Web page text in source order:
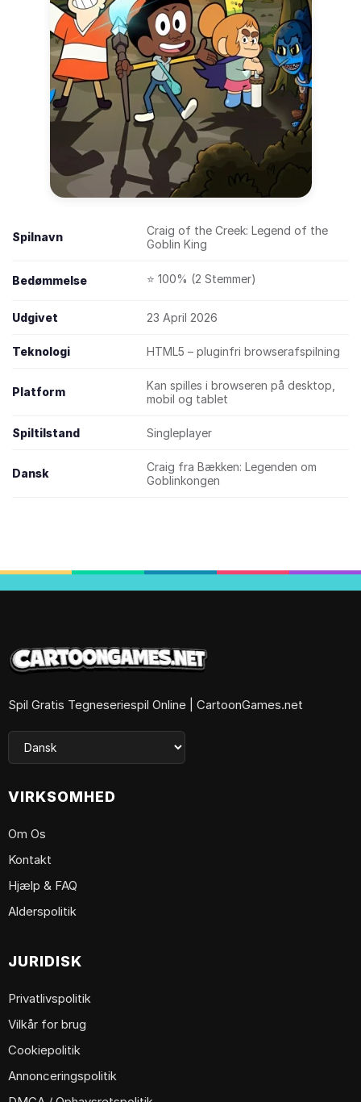
Spilnavn
Craig of the Creek: Legend of the
Goblin King
Bedømmelse ⭐ 100% (2 Stemmer)
Udgivet 23 April 2026
Teknologi HTML5 – pluginfri browserafspilning
Platform
Kan spilles i browseren på desktop,
mobil og tablet
Spiltilstand Singleplayer
Dansk
Craig fra Bækken: Legenden om
Goblinkongen
Spil Gratis Tegneseriespil Online | CartoonGames.net
VIRKSOMHED
Om Os
Kontakt
Hjælp & FAQ
Alderspolitik
JURIDISK
Privatlivspolitik
Vilkår for brug
Cookiepolitik
Annonceringspolitik